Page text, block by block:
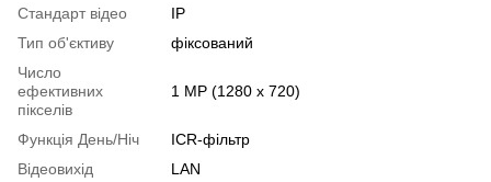
Стандарт відео
IP
Тип об'єктиву
фіксований
Число
ефективних
пікселів
1 MP (1280 x 720)
Функція День/Ніч
ICR-фільтр
Відеовихід
LAN